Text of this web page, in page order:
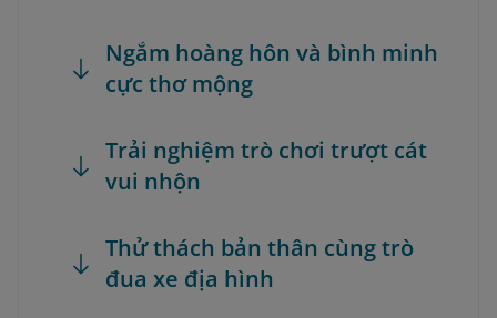
Ngắm hoàng hôn và bình minh
cực thơ mộng
Trải nghiệm trò chơi trượt cát
vui nhộn
Thử thách bản thân cùng trò
đua xe địa hình